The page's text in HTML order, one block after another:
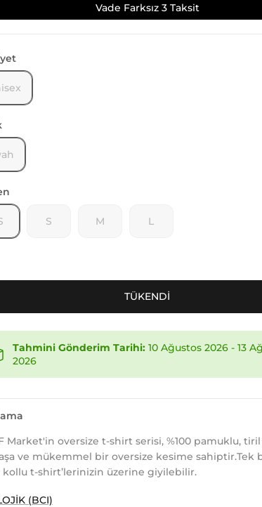
Vade Farksız 3 Taksit
S M L
TÜKENDİ
Tahmini Gönderim Tarihi: 10 Ağustos 2026- 13
2026
Market'in oversize t-shirt serisi, %100 pamuklu,
ve mükemmel bir oversize kesime sahiptir.Tek
kollu t-shirt’lerinizin üzerine giyilebilir.
(BCI)